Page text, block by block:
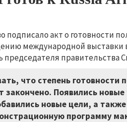
подписало акт о готовности
международной выставки
правительства
что степень готовности
закончено. Появились
новые цели, а
программу